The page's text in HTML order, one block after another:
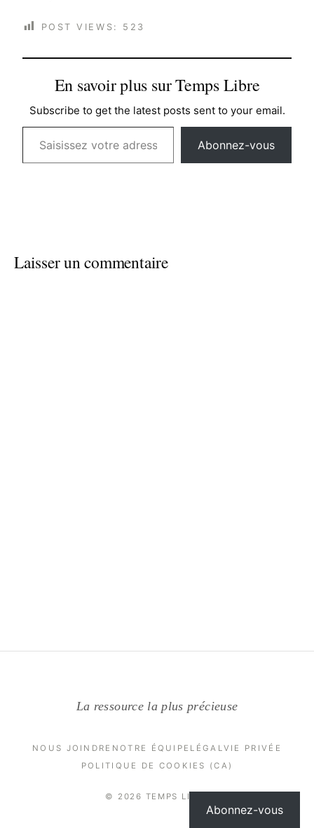
POST VIEWS: 523
En savoir plus sur Temps Libre
Subscribe to get the latest posts sent to your email.
Saisissez votre adresse e-mail…
Abonnez-vous
Laisser un commentaire
La ressource la plus précieuse
NOUS JOINDRE NOTRE ÉQUIPE LÉGAL VIE PRIVÉE
POLITIQUE DE COOKIES (CA)
© 2026 TEMPS LIBRE
Abonnez-vous